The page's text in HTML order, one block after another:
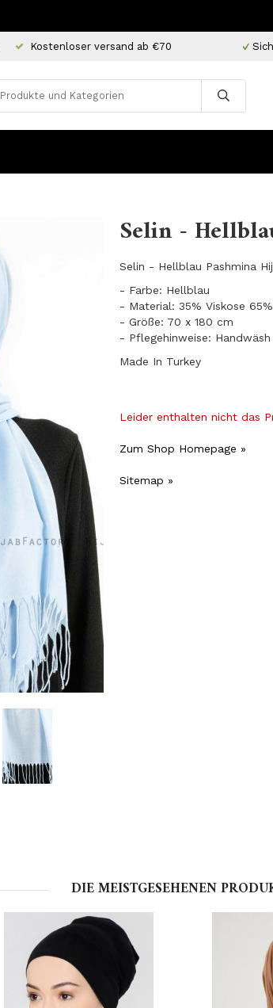
Kostenloser versand ab €70
Selin -
Selin - Hellblau Pashmina
- Farbe: Hellblau
- Material: 35% Viskose
- Größe: 70 x 180 cm
- Pflegehinweise: Handwäsh
Made In Turkey
Leider enthalten nicht das
Zum Shop Homepage »
Sitemap »
DIE MEISTGESEHENEN